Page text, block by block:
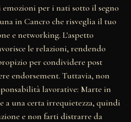
emozioni per i nati sotto il segno
in Cancro che risveglia il tuo
e networking. L'aspetto
le relazioni, rendendo
per condividere post
endorsement. Tuttavia, non
lavorative: Marte in
a una certa irrequietezza, quindi
e non farti distrarre da